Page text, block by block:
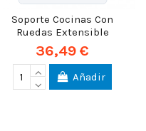
Soporte Cocinas Con
Ruedas Extensible
36,49 €
Añadir